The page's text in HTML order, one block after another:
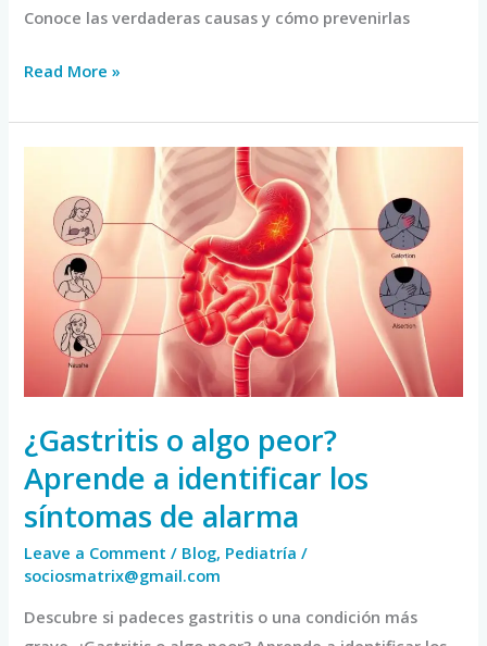
Conoce las verdaderas causas y cómo prevenirlas
Read More »
¿Gastritis o algo peor?
Aprende a identificar los
síntomas de alarma
Leave a Comment / Blog, Pediatría /
sociosmatrix@gmail.com
Descubre si padeces gastritis o una condición más
algo
peor?
Aprende
identificar
síntomas
alarma